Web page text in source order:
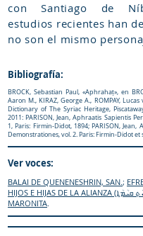
con Santiago de
estudios recientes han
no son el mismo
Bibliografía:
BROCK, Sebastian Paul, «Aphrahaṭ», en
Aaron M., KIRAZ, George A., ROMPAY,
Dictionary of The Syriac Heritage,
2011: PARISON, Jean, Aphraatis Sapientis
1, Paris: Firmin-Didot, 1894; PARISON, Jean,
Demonstrationes, vol. 2. Paris: Firmin-Didot et
Ver voces:
BALAI DE QUENENESHRIN, SAN.;
MARONITA.